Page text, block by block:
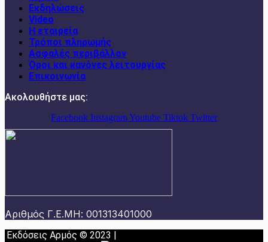
Εκδηλώσεις
Video
Η εταιρεία
Τρόποι πληρωμής
Ασφαλές περιβάλλον
Όροι και κανόνες λειτουργίας
Επικοινωνία
Ακολουθήστε μας:
Facebook InstagramYoutube Tiktok Twitter
Αριθμός Γ.Ε.ΜΗ: 001313401000
Εκδόσεις Αρμός © 2023 |